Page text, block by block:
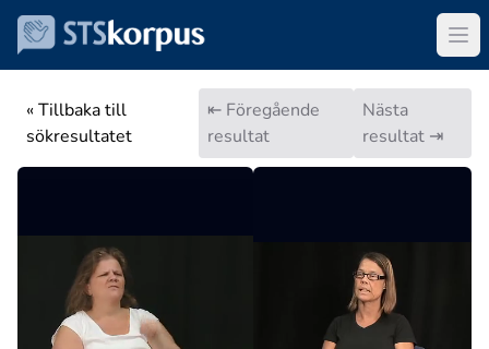
« Tillbaka till
sökresultatet
⇤ Föregående
resultat
Nästa
resultat ⇥